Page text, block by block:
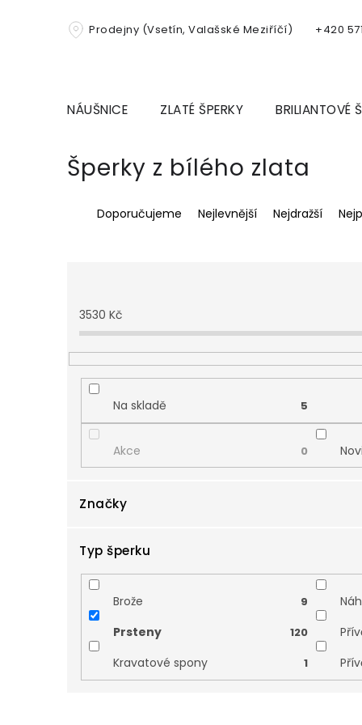
Prodejny (Vsetín, Valašské Meziříčí) +420
NÁUŠNICE ZLATÉ ŠPERKY BRILIANTOVÉ
Šperky z bílého zlata
Ř
a
p
r
o
d
u
k
t
ů
Doporučujeme Nejlevnější Nejdražší
3530 Kč
Na skladě 5
Akce 0
Značky
Cutie
Typ šperku
Brože 9
Prsteny 120
Kravatové spony 1